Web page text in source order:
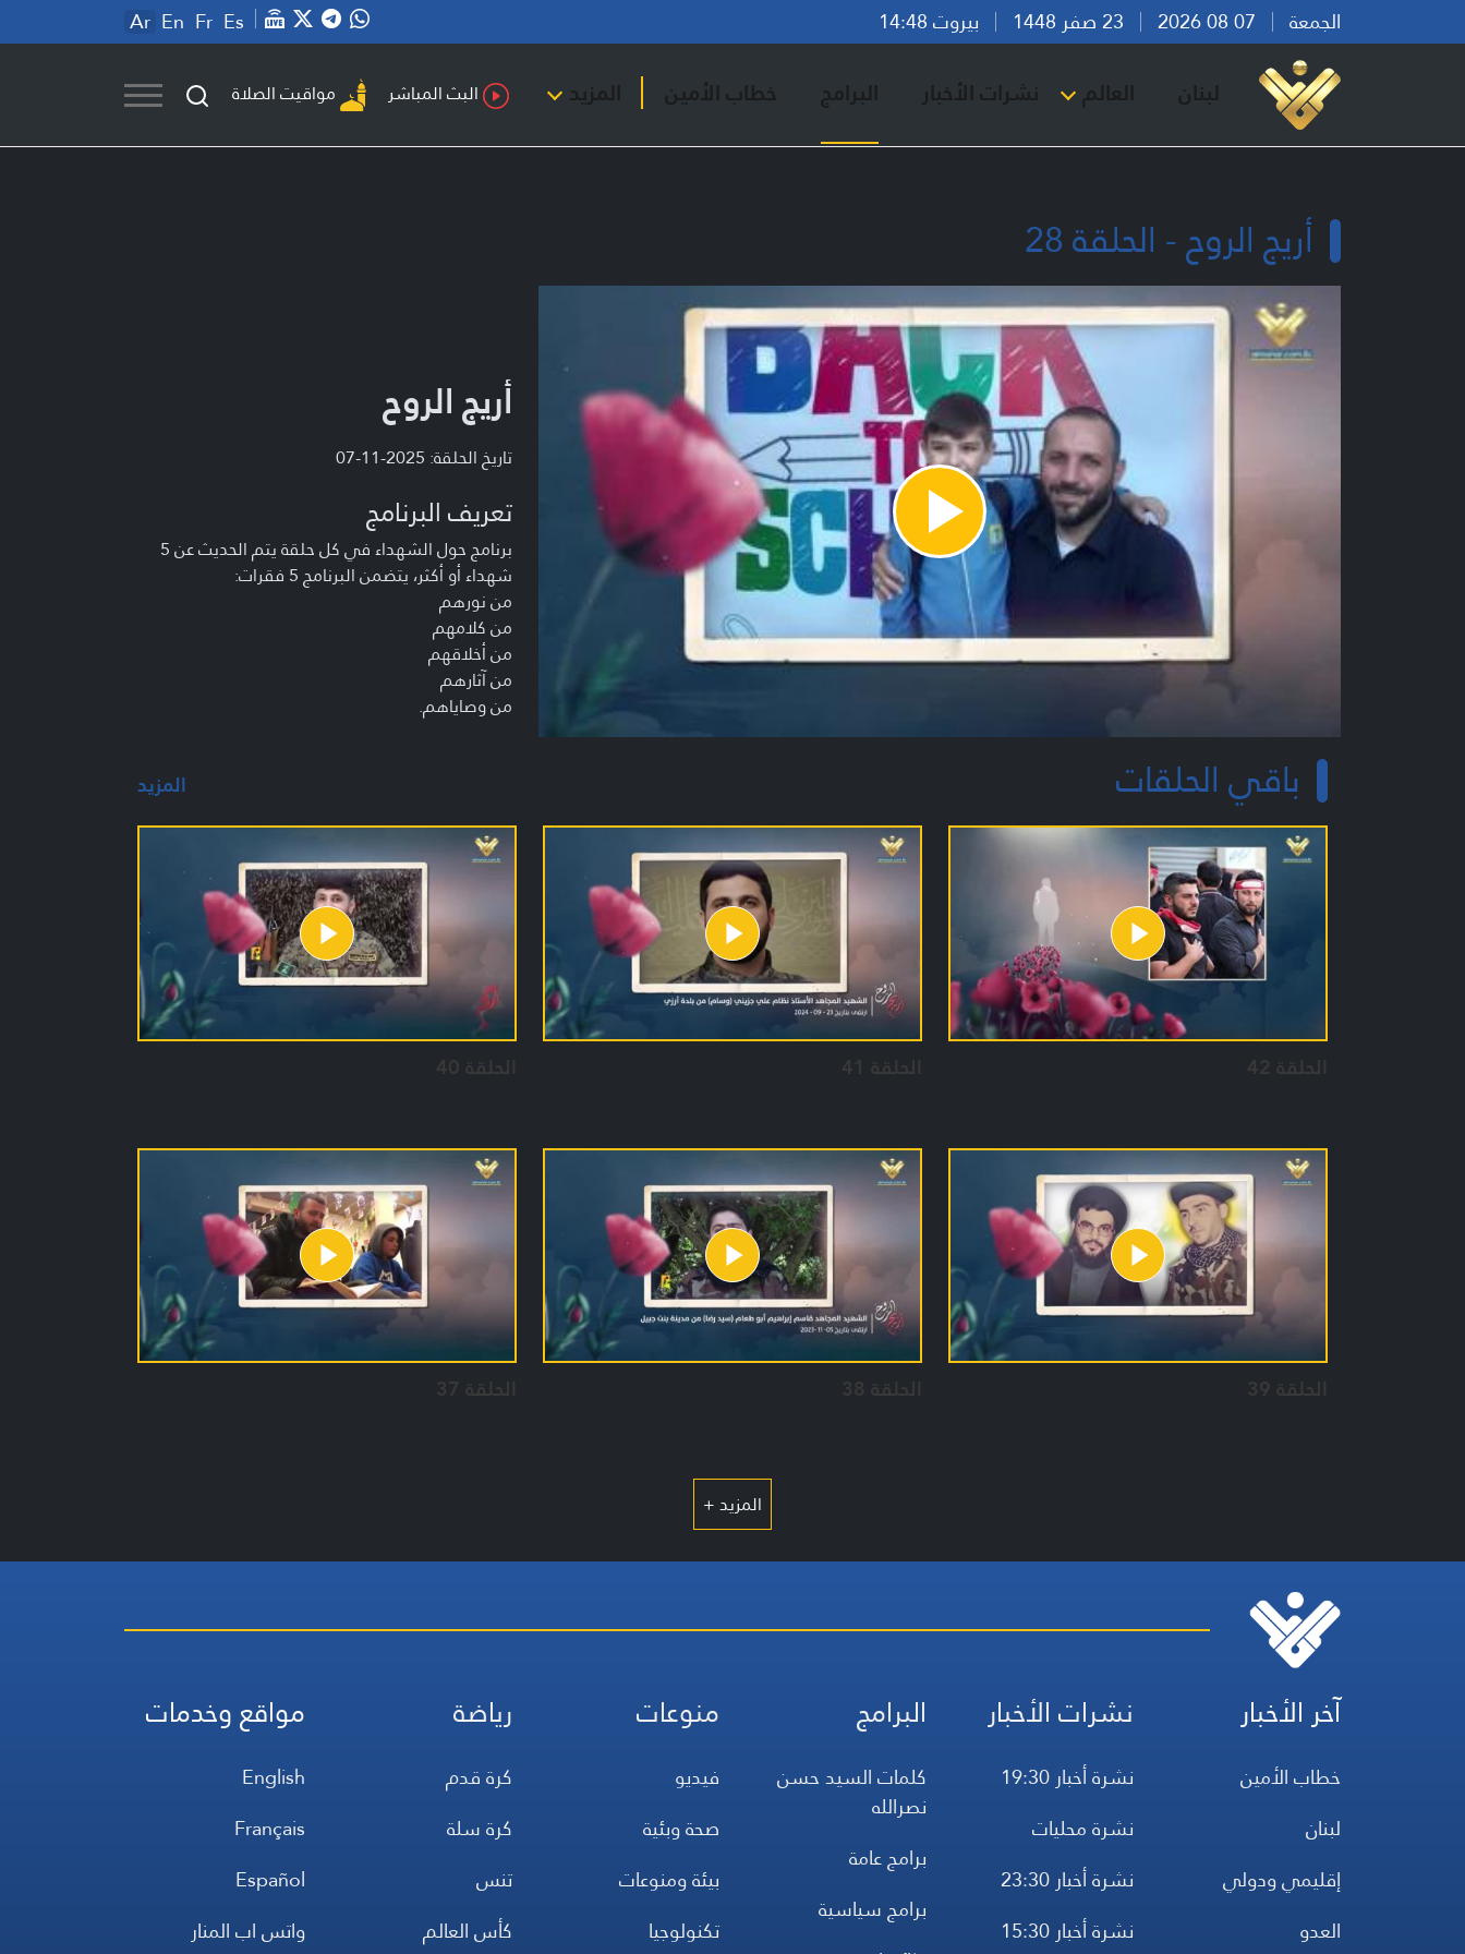
الجمعة بيروت 14:48 Ar En Fr Es
لبنان العالم نشرات الأخبار البرامج خطاب الأمين المزيد البث المباشر مواقيت الصلاة
أريج الروح - الحلقة 28
Play
Video
أريج الروح
تاريخ الحلقة: 2025-11-07
تعريف البرنامج
برنامج حول الشهداء في كل حلقة يتم الحديث عن 5
شهداء أو أكثر، يتضمن البرنامج 5 فقرات:
من نورهم
من كلامهم
من أخلاقهم
من آثارهم
من وصاياهم.
باقي الحلقات المزيد
الحلقة 42 الحلقة 41 الحلقة 40
الحلقة 39 الحلقة 38 الحلقة 37
المزيد +
آخر الأخبار
خطاب الأمين
لبنان
إقليمي ودولي
العدو
نشرات الأخبار
نشرة أخبار 19:30
نشرة محليات
نشرة أخبار 23:30
نشرة أخبار 15:30
البرامج
كلمات السيد حسن
نصرالله
برامج عامة
برامج سياسية
منوعات
فيديو
صحة وبئية
بيئة ومنوعات
تكنولوجيا
رياضة
كرة قدم
كرة سلة
تنس
كأس العالم
مواقع وخدمات
English
Français
Español
واتس اب المنار